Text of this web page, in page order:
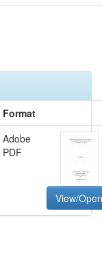
Format
Adobe
PDF
View/Open